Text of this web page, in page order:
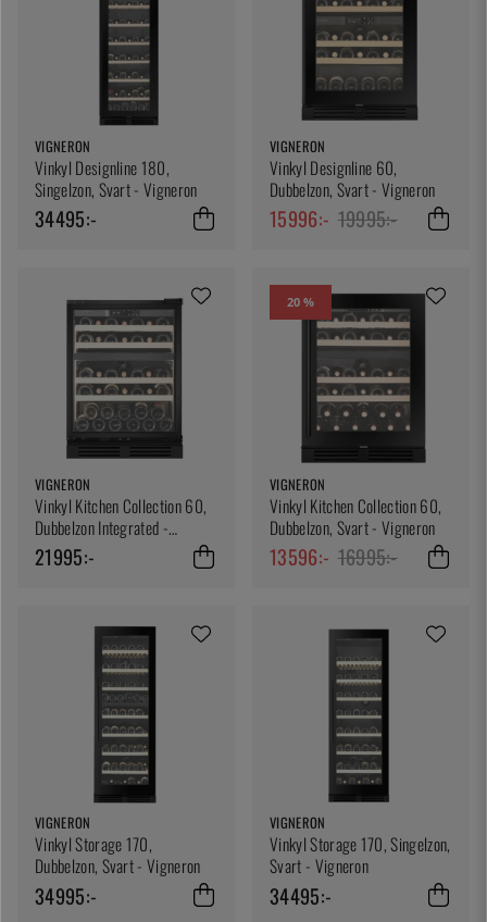
VIGNERON
Vinkyl Designline 180,
Singelzon, Svart - Vigneron
34495:-
VIGNERON
Vinkyl Designline 60,
Dubbelzon, Svart - Vigneron
15996:- 19995:-
VIGNERON
Vinkyl Kitchen Collection 60,
Dubbelzon Integrated -
Vigneron
21995:-
20 %
VIGNERON
Vinkyl Kitchen Collection 60,
Dubbelzon, Svart - Vigneron
13596:- 16995:-
VIGNERON
Vinkyl Storage 170,
Dubbelzon, Svart - Vigneron
34995:-
VIGNERON
Vinkyl Storage 170, Singelzon,
Svart - Vigneron
34495:-